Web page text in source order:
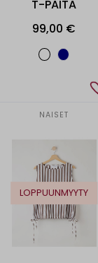
T-PAITA
99,00 €
NAISET
LOPPUUNMYYTY